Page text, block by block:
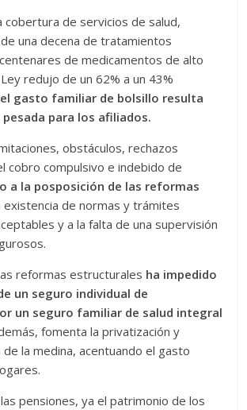
cobertura de servicios de salud,
una decena de tratamientos
de medicamentos de alto
redujo de un 62% a un 43%
gasto familiar de bolsillo resulta
para los afiliados.
obstáculos, rechazos
cobro compulsivo e indebido de
a la posposición de las reformas
existencia de normas y trámites
y a la falta de una supervisión
reformas estructurales ha impedido
un seguro individual de
un seguro familiar de salud integral
fomenta la privatización y
de la medina, acentuando el gasto
pensiones, ya el patrimonio de los